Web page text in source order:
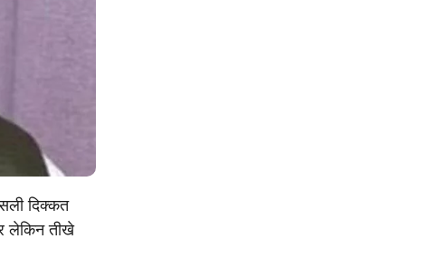
दिक्कत
लेकिन तीखे